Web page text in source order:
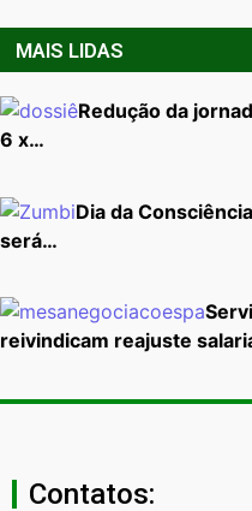
MAIS LIDAS
Redução da
6 x…
Dia da
será…
reivindicam reajuste
Contatos: